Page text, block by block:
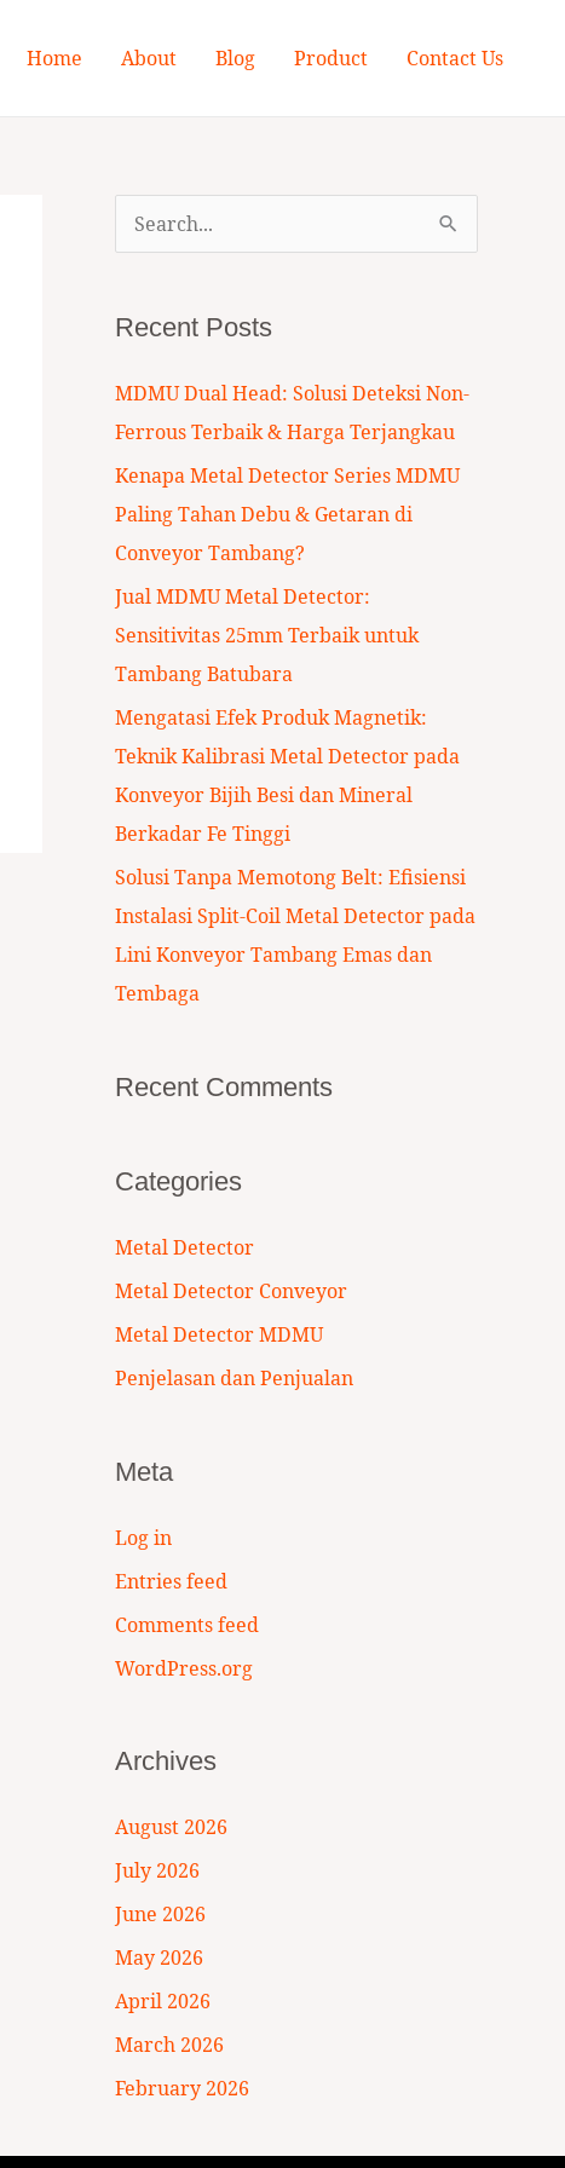
Home About Blog Product Contact Us
r
c
h
Recent Posts
MDMU Dual Head: Solusi Deteksi Non-
Ferrous Terbaik & Harga Terjangkau
Kenapa Metal Detector Series MDMU
Paling Tahan Debu & Getaran di
Conveyor Tambang?
Jual MDMU Metal Detector:
Sensitivitas 25mm Terbaik untuk
Tambang Batubara
Mengatasi Efek Produk Magnetik:
Teknik Kalibrasi Metal Detector pada
Konveyor Bijih Besi dan Mineral
Berkadar Fe Tinggi
Solusi Tanpa Memotong Belt: Efisiensi
Instalasi Split-Coil Metal Detector pada
Lini Konveyor Tambang Emas dan
Tembaga
Recent Comments
Categories
Metal Detector
Metal Detector Conveyor
Metal Detector MDMU
Penjelasan dan Penjualan
Meta
Log in
Entries feed
Comments feed
WordPress.org
Archives
August 2026
July 2026
June 2026
May 2026
April 2026
March 2026
February 2026